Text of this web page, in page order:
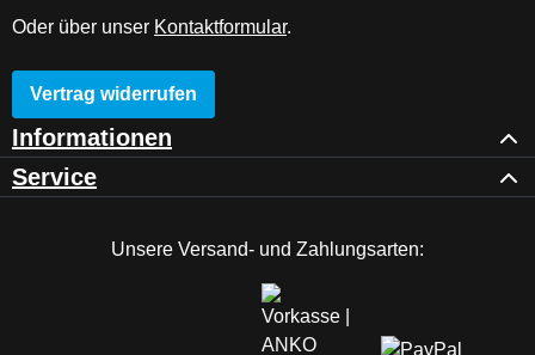
Oder über unser Kontaktformular.
Vertrag widerrufen
Informationen
Service
Unsere Versand- und Zahlungsarten: